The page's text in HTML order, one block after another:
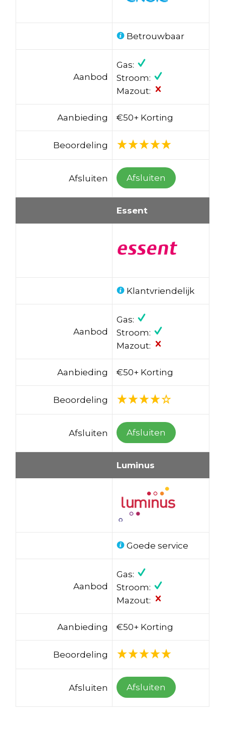
Betrouwbaar
Aanbod
Gas:
Stroom:
Mazout:
Aanbieding €50+ Korting
Beoordeling
Afsluiten Afsluiten
Essent
Klantvriendelijk
Aanbod
Gas:
Stroom:
Mazout:
Aanbieding €50+ Korting
Beoordeling
Afsluiten Afsluiten
Luminus
Goede service
Aanbod
Gas:
Stroom:
Mazout:
Aanbieding €50+ Korting
Beoordeling
Afsluiten Afsluiten